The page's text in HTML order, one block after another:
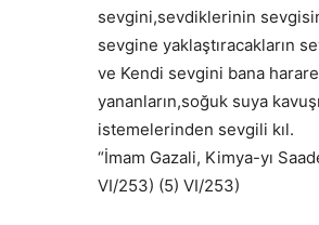
sevgini,sevdiklerinin
sevgine yaklaştıracakların
ve Kendi sevgini bana
yananların,soğuk suya
istemelerinden sevgili kıl.
“İmam Gazali, Kimya-yı
VI/253) (5) VI/253)